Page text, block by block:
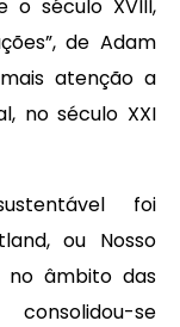
o século XVIII,
de Adam
atenção a
no século XXI
foi
ou Nosso
no âmbito das
se